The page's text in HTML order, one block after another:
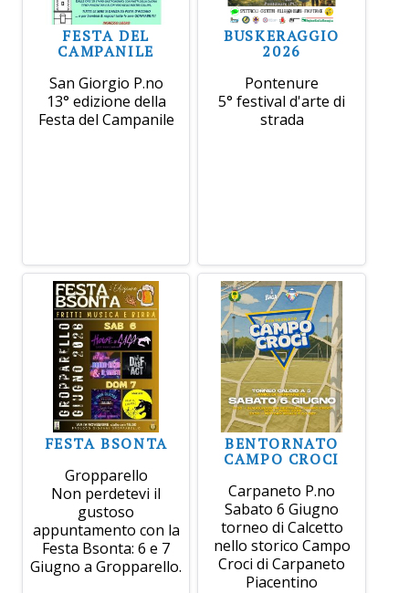
FESTA DEL
CAMPANILE
San Giorgio P.no
13° edizione della
Festa del Campanile
BUSKERAGGIO
2026
Pontenure
5° festival d'arte di
strada
FESTA BSONTA
Gropparello
Non perdetevi il
gustoso
appuntamento con la
Festa Bsonta: 6 e 7
Giugno a Gropparello.
BENTORNATO
CAMPO CROCI
Carpaneto P.no
Sabato 6 Giugno
torneo di Calcetto
nello storico Campo
Croci di Carpaneto
Piacentino